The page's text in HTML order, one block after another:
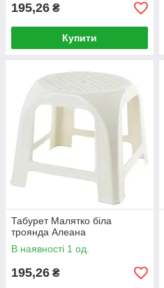
195,26 ₴
Купити
Табурет Малятко біла
троянда Алеана
В наявності 1 од.
195,26 ₴